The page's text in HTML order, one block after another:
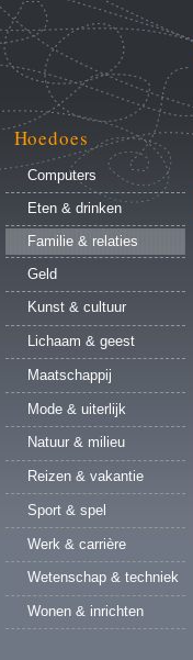
Persoonlijke
hulpmiddelen
Hoedoes
Computers
Eten & drinken
Familie & relaties
Geld
Kunst & cultuur
Lichaam & geest
Maatschappij
Mode & uiterlijk
Natuur & milieu
Reizen & vakantie
Sport & spel
Werk & carrière
Wetenschap & techniek
Wonen & inrichten